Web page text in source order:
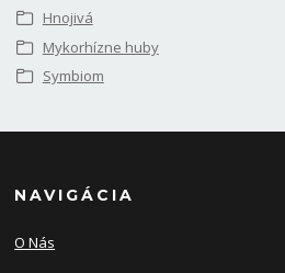
Hnojivá
Mykorhízne huby
Symbiom
NAVIGÁCIA
O Nás